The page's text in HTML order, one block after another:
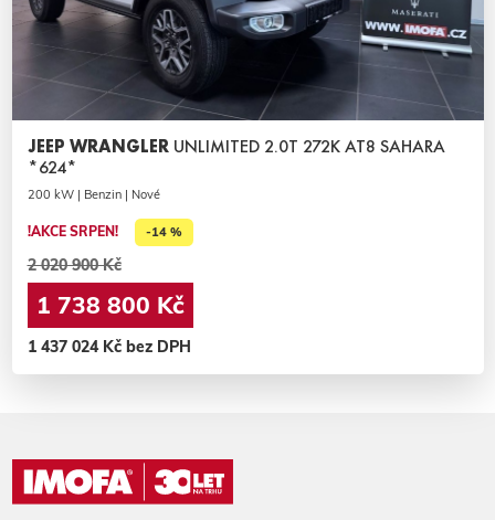
JEEP WRANGLER UNLIMITED 2.0T 272K AT8 SAHARA
*624*
200 kW | Benzin | Nové
!AKCE SRPEN! -14 %
2 020 900 Kč
1 738 800 Kč
1 437 024 Kč bez DPH